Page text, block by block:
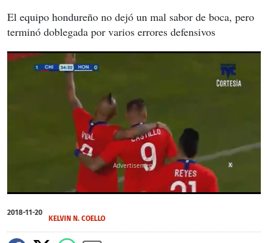
El equipo hondureño no dejó un mal sabor de boca, pero
terminó doblegada por varios errores defensivos
seconds
of
seconds
X
2018-11-20
KELVIN N. COELLO